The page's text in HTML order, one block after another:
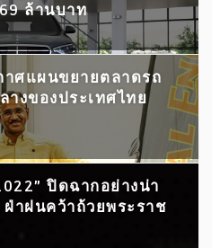
ล้านบาท
าศแผนขยายตลาดรถ
งของประเทศไทย
ปิดฉากอย่างน่า
าฝนคว้าถ้วยพระราช